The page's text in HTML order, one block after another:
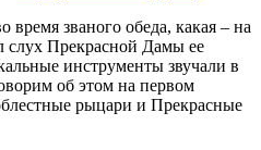
время званого обеда, какая – на
слух Прекрасной Дамы ее
инструменты звучали в
об этом на первом
рыцари и Прекрасные